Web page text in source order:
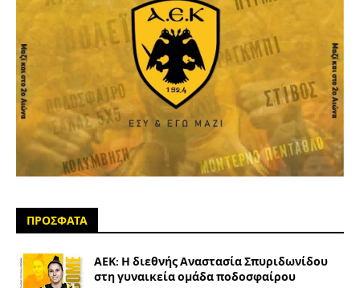
ΠΡΟΣΦΑΤΑ
ΑΕΚ: Η διεθνής Αναστασία Σπυριδωνίδου
στη γυναικεία ομάδα ποδοσφαίρου